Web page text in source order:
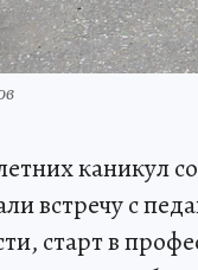
каникул
встречу с
старт в